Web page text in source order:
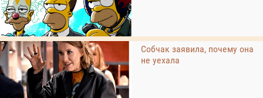
Собчак заявила, почему она
не уехала